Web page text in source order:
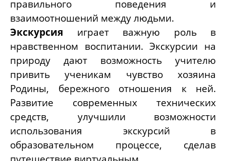
правильного поведения и
взаимоотношений между людьми.
Экскурсия играет важную роль в
нравственном воспитании. Экскурсии на
природу дают возможность учителю
привить ученикам чувство хозяина
Родины, бережного отношения к ней.
Развитие современных технических
средств, улучшили возможности
использования экскурсий в
образовательном процессе, сделав